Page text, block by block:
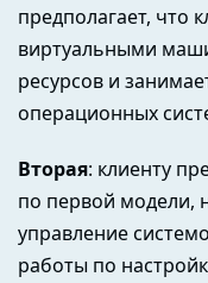
предполагает, что
виртуальными
ресурсов и
операционных
Вторая: клиенту
по первой модели,
управление
работы по